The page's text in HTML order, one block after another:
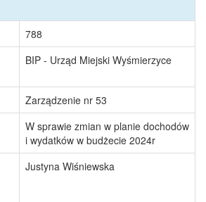
788
BIP - Urząd Miejski Wyśmierzyce
Zarządzenie nr 53
W sprawie zmian w planie dochodów
i wydatków w budżecie 2024r
Justyna Wiśniewska